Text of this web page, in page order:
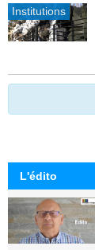
Institutions
L'édito